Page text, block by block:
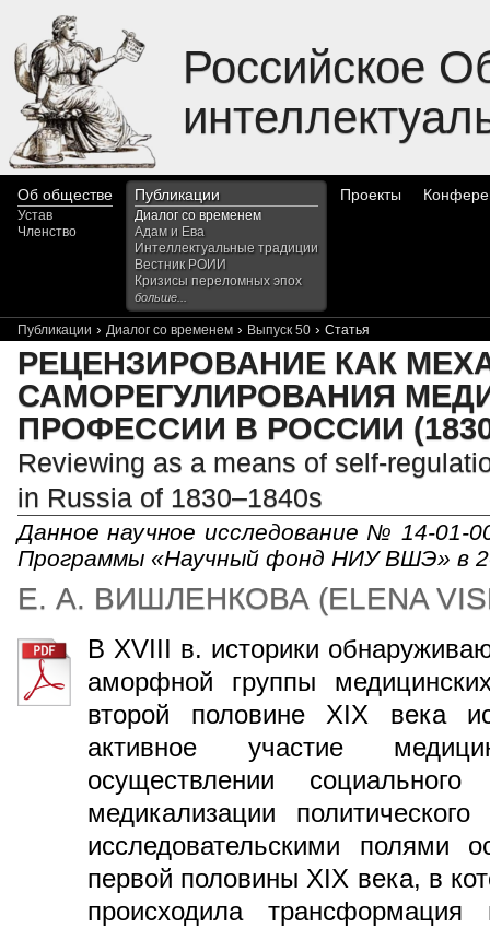
Российское
Об обществе
Устав
Членство
Публикации
Диалог со временем
Адам и Ева
Интеллектуальные традиции
Вестник РОИИ
Кризисы переломных эпох
больше...
Проекты
Публикации › Диалог со временем › Выпуск 50 › Статья
РЕЦЕНЗИРОВАНИЕ КАК
САМОРЕГУЛИРОВАНИЯ
ПРОФЕССИИ В РОССИИ
Reviewing as a means of self-
in Russia of 1830–1840s
Данное научное исследование № 14-01-
Программы «Научный фонд НИУ ВШЭ» в
Е. А. ВИШЛЕНКОВА (ELENA
В XVIII в. историки
аморфной группы
второй половине XIX века
активное участие
осуществлении
медикализации
исследовательскими полями
первой половины XIX века, в
происходила